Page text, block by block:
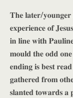
𝐓𝐡𝐞 𝐥𝐚𝐭𝐞𝐫/𝐲𝐨𝐮𝐧𝐠𝐞𝐫
𝐞𝐱𝐩𝐞𝐫𝐢𝐞𝐧𝐜𝐞 𝐨𝐟
𝐢𝐧 𝐥𝐢𝐧𝐞 𝐰𝐢𝐭𝐡
𝐦𝐨𝐮𝐥𝐝 𝐭𝐡𝐞 𝐨𝐝𝐝 𝐨𝐧𝐞
𝐞𝐧𝐝𝐢𝐧𝐠 𝐢𝐬 𝐛𝐞𝐬𝐭
𝐠𝐚𝐭𝐡𝐞𝐫𝐞𝐝 𝐟𝐫𝐨𝐦
𝐬𝐥𝐚𝐧𝐭𝐞𝐝 𝐭𝐨𝐰𝐚𝐫𝐝𝐬 𝐚